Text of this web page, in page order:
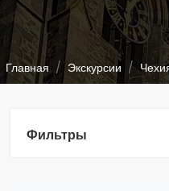
Главная Экскурсии
Фильтры